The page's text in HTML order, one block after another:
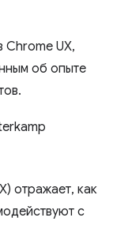
Chrome UX,
об опыте
отражает, как
с